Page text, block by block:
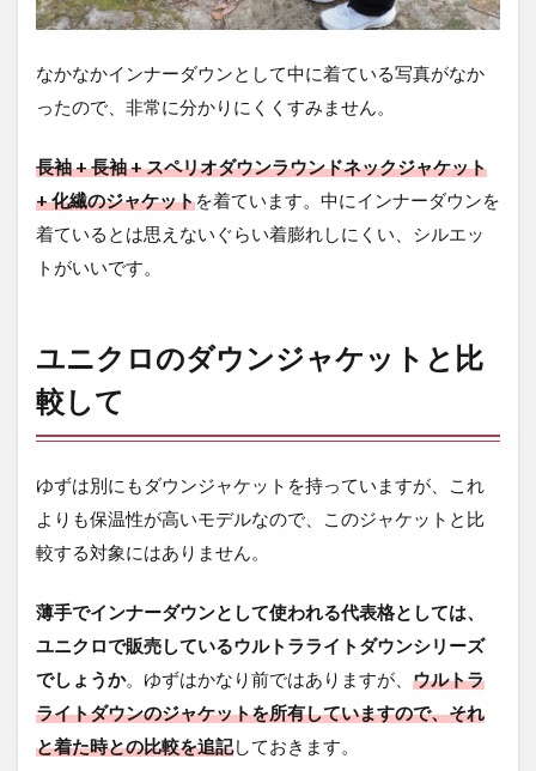
なかなかインナーダウンとして中に着ている写真がなか
ったので、非常に分かりにくくすみません。
長袖 + 長袖 + スペリオダウンラウンドネックジャケット
+ 化繊のジャケットを着ています。中にインナーダウンを
着ているとは思えないぐらい着膨れしにくい、シルエッ
トがいいです。
ユニクロのダウンジャケットと比
較して
ゆずは別にもダウンジャケットを持っていますが、これ
よりも保温性が高いモデルなので、このジャケットと比
較する対象にはありません。
薄手でインナーダウンとして使われる代表格としては、
ユニクロで販売しているウルトラライトダウンシリーズ
でしょうか。ゆずはかなり前ではありますが、 ウルトラ
ライトダウンのジャケットを所有していますので、それ
と着た時との比較を追記しておきます。